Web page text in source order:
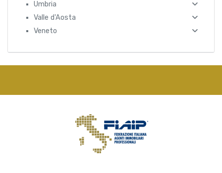
Umbria
Valle d'Aosta
Veneto